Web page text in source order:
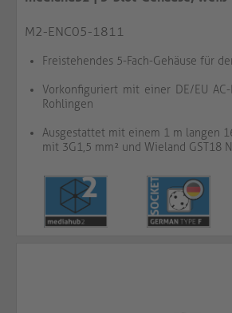
M2-ENC05-1811
Freistehendes 5-Fach-Gehäuse für
Vorkonfiguriert mit einer DE/EU
Rohlingen
Ausgestattet mit einem 1 m langen
mit 3G1,5 mm² und Wieland GST18